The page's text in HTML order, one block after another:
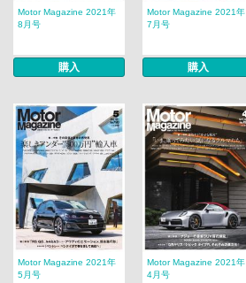
Motor Magazine 2021年
8月号
購入
Motor Magazine 2021年
7月号
購入
Motor Magazine 2021年
5月号
Motor Magazine 2021年
4月号